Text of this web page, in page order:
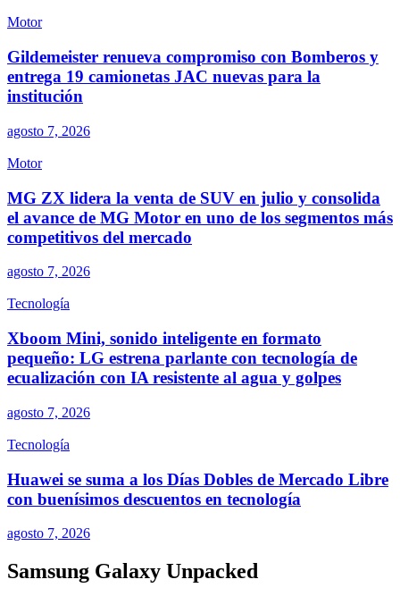
Motor
Gildemeister renueva compromiso con Bomberos y
entrega 19 camionetas JAC nuevas para la
institución
agosto 7, 2026
Motor
MG ZX lidera la venta de SUV en julio y consolida
el avance de MG Motor en uno de los segmentos más
competitivos del mercado
agosto 7, 2026
Tecnología
Xboom Mini, sonido inteligente en formato
pequeño: LG estrena parlante con tecnología de
ecualización con IA resistente al agua y golpes
agosto 7, 2026
Tecnología
Huawei se suma a los Días Dobles de Mercado Libre
con buenísimos descuentos en tecnología
agosto 7, 2026
Samsung Galaxy Unpacked